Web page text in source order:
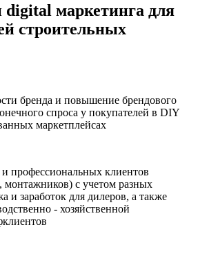
digital маркетинга для
строительных
бренда и повышение брендового
спроса у покупателей в DIY
маркетплейсах
профессиональных клиентов
монтажников) с учетом разных
и заработок для дилеров, а также
- хозяйственной